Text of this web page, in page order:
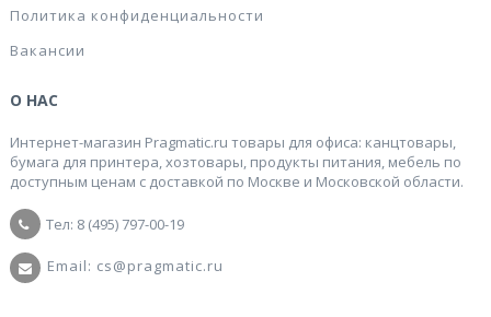
Политика конфиденциальности
Вакансии
О НАС
Интернет-магазин Pragmatic.ru товары для офиса: канцтовары,
бумага для принтера, хозтовары, продукты питания, мебель по
доступным ценам с доставкой по Москве и Московской области.
Тел: 8 (495) 797-00-19
Email: cs@pragmatic.ru